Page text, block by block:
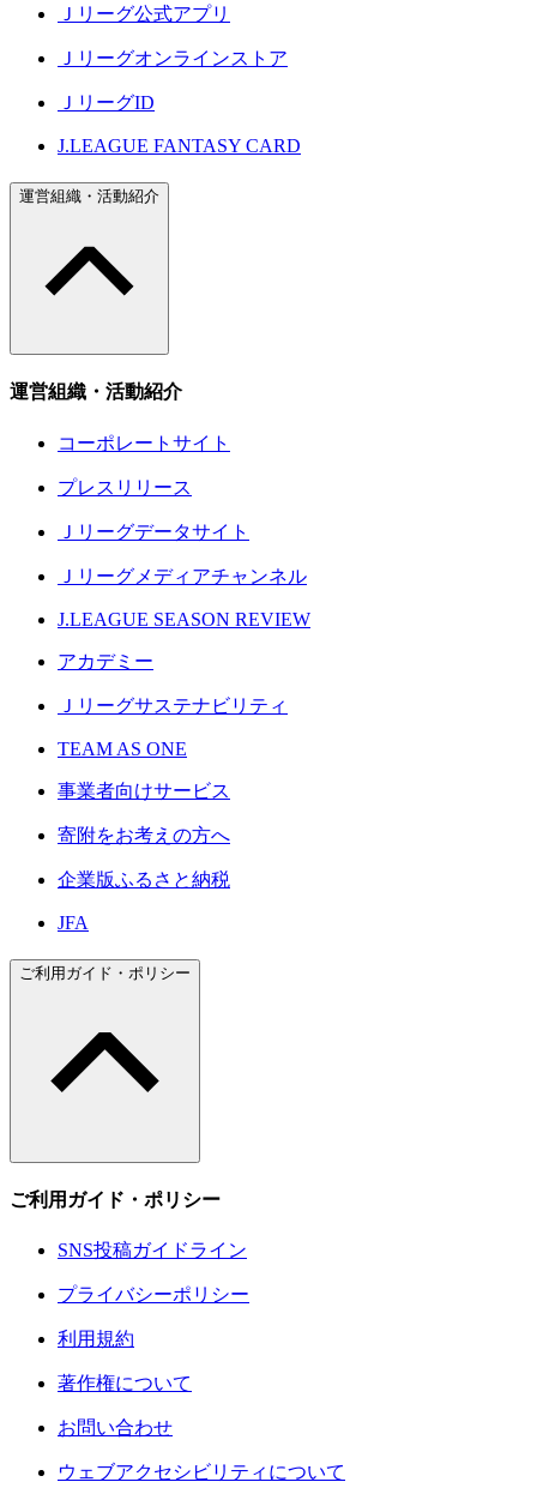
Ｊリーグ公式アプリ
Ｊリーグオンラインストア
ＪリーグID
J.LEAGUE FANTASY CARD
運営組織・活動紹介
運営組織・活動紹介
コーポレートサイト
プレスリリース
Ｊリーグデータサイト
Ｊリーグメディアチャンネル
J.LEAGUE SEASON REVIEW
アカデミー
Ｊリーグサステナビリティ
TEAM AS ONE
事業者向けサービス
寄附をお考えの方へ
企業版ふるさと納税
JFA
ご利用ガイド・ポリシー
ご利用ガイド・ポリシー
SNS投稿ガイドライン
プライバシーポリシー
利用規約
著作権について
お問い合わせ
ウェブアクセシビリティについて